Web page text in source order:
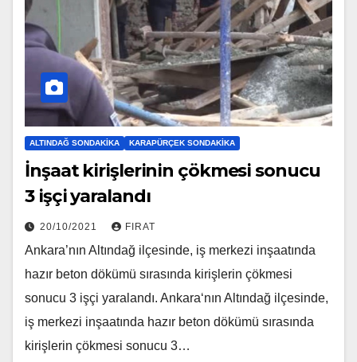
ALTINDAĞ SONDAKIKA KARAPÜRÇEK SONDAKIKA
İnşaat kirişlerinin çökmesi sonucu
3 işçi yaralandı
20/10/2021 FIRAT
Ankara’nın Altındağ ilçesinde, iş merkezi inşaatında
hazır beton dökümü sırasında kirişlerin çökmesi
sonucu 3 işçi yaralandı. Ankara‘nın Altındağ ilçesinde,
iş merkezi inşaatında hazır beton dökümü sırasında
kirişlerin çökmesi sonucu 3…